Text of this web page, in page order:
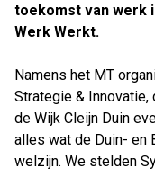
toekomst van werk
Werk Werkt.
Namens het MT
Strategie &
de Wijk Cleijn Duin
alles wat de Duin- en
welzijn. We stelden